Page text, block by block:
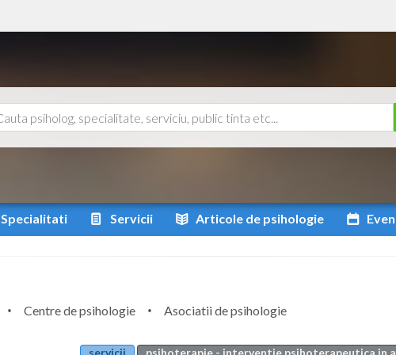
Specialitati Servicii Articole de psihologie
Centre de psihologie
Asociatii de psihologie
servicii
psihoterapie - interventie psihoterapeutica in